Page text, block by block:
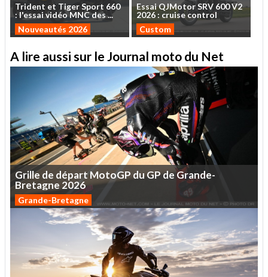
Trident et TigerSport 660
: l'essaividéo MNCdes...
Nouveautés 2026
EssaiQJMotorSRV 600V2
2026 : cruise control
Custom
A lire aussi sur le Journal moto du Net
Grille de départ MotoGP duGPdeGrande-
Bretagne 2026
Grande-Bretagne